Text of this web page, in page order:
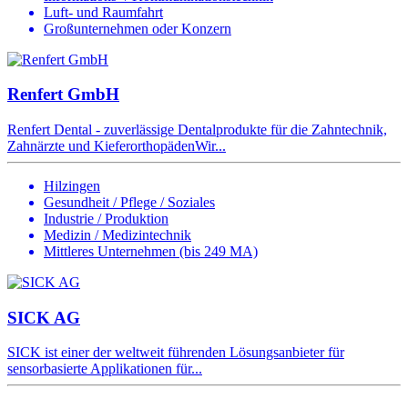
Luft- und Raumfahrt
Großunternehmen oder Konzern
Renfert GmbH
Renfert Dental - zuverlässige Dentalprodukte für die Zahntechnik,
Zahnärzte und KieferorthopädenWir...
Hilzingen
Gesundheit / Pflege / Soziales
Industrie / Produktion
Medizin / Medizintechnik
Mittleres Unternehmen (bis 249 MA)
SICK AG
SICK ist einer der weltweit führenden Lösungsanbieter für
sensorbasierte Applikationen für...